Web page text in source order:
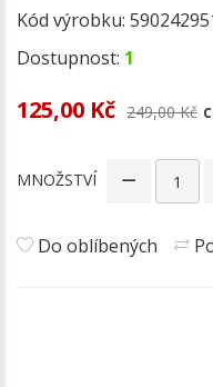
Kód výrobku:
Dostupnost: 1
125,00 Kč 249,00 Kč
MNOŽSTVÍ
Do oblíbených